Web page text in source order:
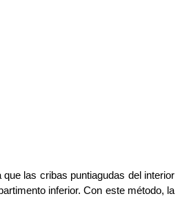
las cribas puntiagudas del interior
inferior. Con este método, la